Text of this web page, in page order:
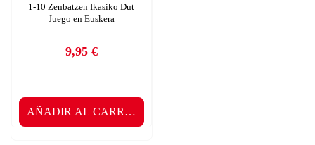
1-10 Zenbatzen Ikasiko Dut
Juego en Euskera
Precio
9,95 €
AÑADIR AL CARRITO